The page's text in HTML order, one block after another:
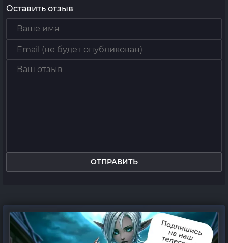
Оставить отзыв
ОТПРАВИТЬ